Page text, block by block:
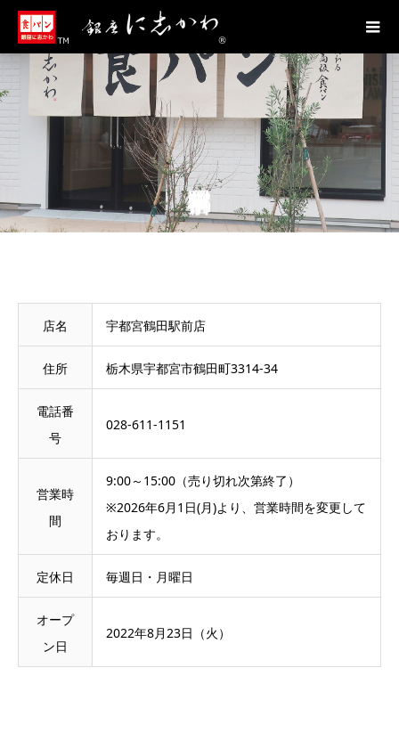
店名 宇都宮鶴田駅前店
住所 栃木県宇都宮市鶴田町3314-34
電話番
号
028-611-1151
営業時
間
9:00～15:00（売り切れ次第終了）
※2026年6月1日(月)より、営業時間を変更して
おります。
定休日 毎週日・月曜日
オープ
ン日
2022年8月23日（火）